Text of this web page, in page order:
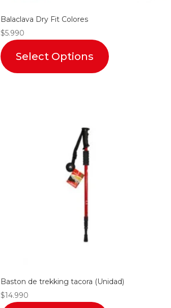
Balaclava Dry Fit Colores
$5.990
Select Options
Baston de trekking tacora (Unidad)
$14.990